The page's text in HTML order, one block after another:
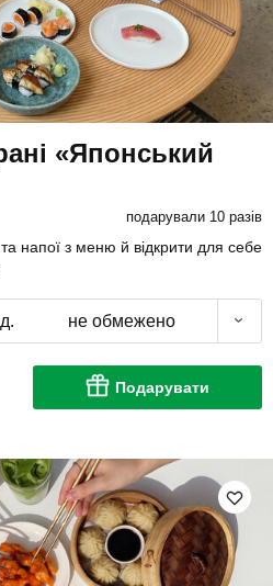
«Японський
подарували 10 разів
напої з меню й відкрити для себе
не обмежено
Подарувати